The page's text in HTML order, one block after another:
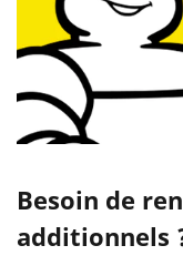
Besoin de
additionnels